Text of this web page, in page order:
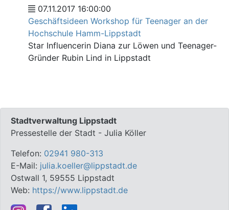
07.11.2017 16:00:00
Geschäftsideen Workshop für Teenager an der
Hochschule Hamm-Lippstadt
Star Influencerin Diana zur Löwen und Teenager-
Gründer Rubin Lind in Lippstadt
Stadtverwaltung Lippstadt
Pressestelle der Stadt - Julia Köller
Telefon: 02941 980-313
E-Mail: julia.koeller@lippstadt.de
Ostwall 1, 59555 Lippstadt
Web: https://www.lippstadt.de